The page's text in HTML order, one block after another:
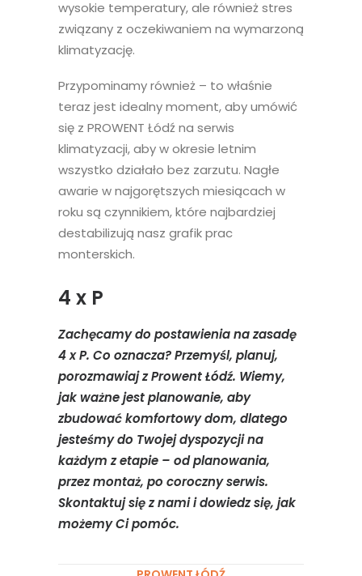
wysokie temperatury, ale również stres
związany z oczekiwaniem na wymarzoną
klimatyzację.
Przypominamy również – to właśnie
teraz jest idealny moment, aby umówić
się z PROWENT Łódź na serwis
klimatyzacji, aby w okresie letnim
wszystko działało bez zarzutu. Nagłe
awarie w najgorętszych miesiącach w
roku są czynnikiem, które najbardziej
destabilizują nasz grafik prac
monterskich.
4 x P
Zachęcamy do postawienia na zasadę
4 x P. Co oznacza? Przemyśl, planuj,
porozmawiaj z Prowent Łódź. Wiemy,
jak ważne jest planowanie, aby
zbudować komfortowy dom, dlatego
jesteśmy do Twojej dyspozycji na
każdym z etapie – od planowania,
przez montaż, po coroczny serwis.
Skontaktuj się z nami i dowiedz się, jak
możemy Ci pomóc.